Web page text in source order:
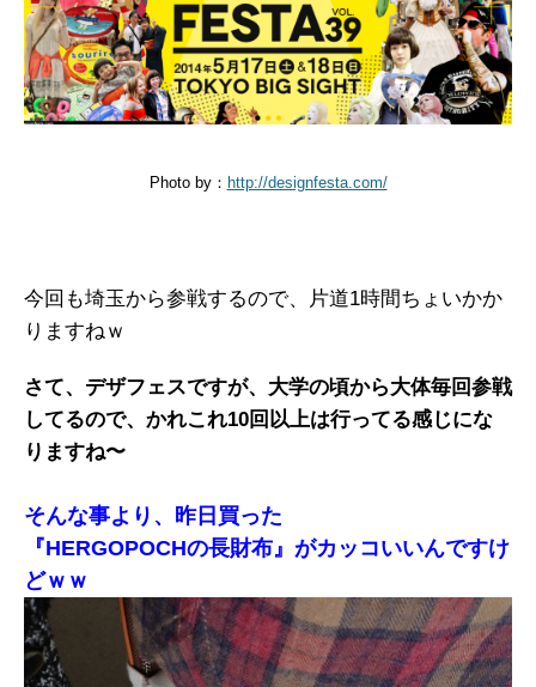
Photo by： http://designfesta.com/
今回も埼玉から参戦するので、片道1時間ちょいかか
りますねｗ
さて、デザフェスですが、大学の頃から大体毎回参戦
してるので、かれこれ10回以上は行ってる感じにな
りますね〜
そんな事より、昨日買った
『HERGOPOCHの長財布』がカッコいいんですけ
どｗｗ